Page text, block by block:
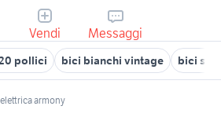
Vendi Messaggi
pollici bici bianchi vintage bici
armony